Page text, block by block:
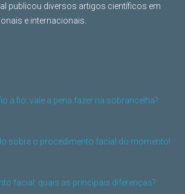
publicou diversos artigos científicos em
e internacionais.
a fio: vale a pena fazer na sobrancelha?
sobre o procedimento facial do momento!
facial: quais as principais diferenças?